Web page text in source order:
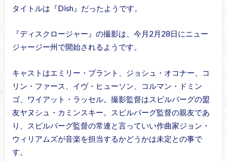
タイトルは『Dish』だったようです。
『ディスクロージャー』の撮影は、今月2月28日にニュー
ジャージー州で開始されるようです。
キャストはエミリー・ブラント、ジョシュ・オコナー、コ
リン・ファース、イヴ・ヒューソン、コルマン・ドミン
ゴ、ワイアット・ラッセル。撮影監督はスピルバーグの盟
友ヤヌシュ・カミンスキー。スピルバーグ監督の親友であ
り、スピルバーグ監督の常連と言っていい作曲家ジョン・
ウィリアムズが音楽を担当するかどうかは未定との事で
す。